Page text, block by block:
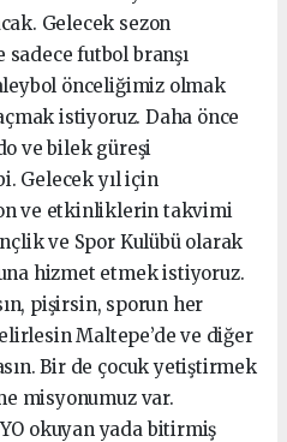
Gelecek sezon
futbol branşı
önceliğimiz olmak
istiyoruz. Daha önce
ve bilek güreşi
Gelecek yıl için
ve etkinliklerin takvimi
ve Spor Kulübü olarak
hizmet etmek istiyoruz.
pişirsin, sporun her
Maltepe’de ve diğer
Bir de çocuk yetiştirmek
misyonumuz var.
okuyan yada bitirmiş